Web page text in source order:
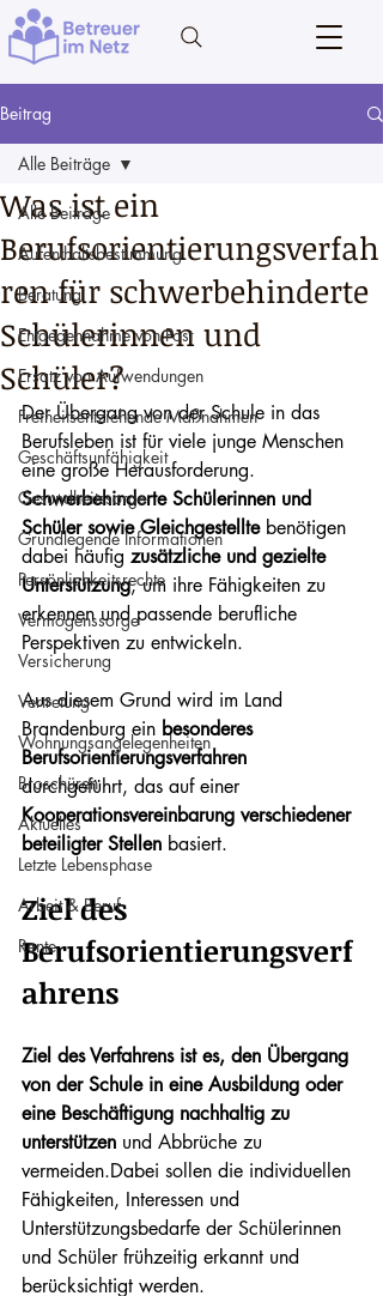
Beitrag
Alle Beiträge
Aufenthaltsbestimmung
Beratung
Entgegennahme von Post
Ersatz von Aufwendungen
Freiheitsentziehende Maßnahmen
Geschäftsunfähigkeit
Gesundheitssorge
Grundlegende Informationen
Persönlichkeitsrechte
Vermögenssorge
Versicherung
Vertretung
Wohnungsangelegenheiten
Broschüren
Aktuelles
Letzte Lebensphase
Arbeit & Beruf
Rente
Alle Beiträge
Was ist ein
Berufsorientierungsverfah
ren für schwerbehinderte
Schülerinnen und
Schüler?
Der Übergang von der Schule in das
Berufsleben ist für viele junge Menschen
eine große Herausforderung.
Schwerbehinderte Schülerinnen und
Schüler sowie Gleichgestellte benötigen
dabei häufig zusätzliche und gezielte
Unterstützung, um ihre Fähigkeiten zu
erkennen und passende berufliche
Perspektiven zu entwickeln.
Aus diesem Grund wird im Land
Brandenburg ein besonderes
Berufsorientierungsverfahren
durchgeführt, das auf einer
Kooperationsvereinbarung verschiedener
beteiligter Stellen basiert.
Ziel des
Berufsorientierungsverf
ahrens
Ziel des Verfahrens ist es, den Übergang
von der Schule in eine Ausbildung oder
eine Beschäftigung nachhaltig zu
unterstützen und Abbrüche zu
vermeiden.Dabei sollen die individuellen
Fähigkeiten, Interessen und
Unterstützungsbedarfe der Schülerinnen
und Schüler frühzeitig erkannt und
berücksichtigt werden.